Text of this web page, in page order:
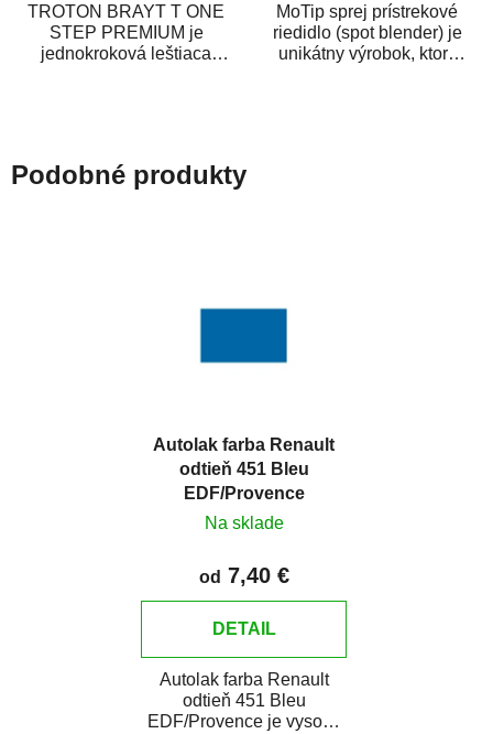
TROTON BRAYT T ONE
STEP PREMIUM je
jednokroková leštiaca
MoTip sprej prístrekové
riedidlo (spot blender) je
unikátny výrobok, ktorý
Podobné produkty
Autolak farba Renault
odtieň 451 Bleu
EDF/Provence
Na sklade
od 7,40 €
DETAIL
Autolak farba Renault
odtieň 451 Bleu
EDF/Provence je vysoko